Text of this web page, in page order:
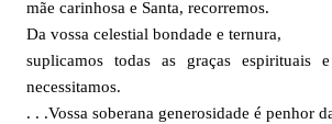
mãe carinhosa e Santa, recorremos.
Da vossa celestial bondade e ternura,
suplicamos todas as graças espirituais
necessitamos.
. . .Vossa soberana generosidade é penhor